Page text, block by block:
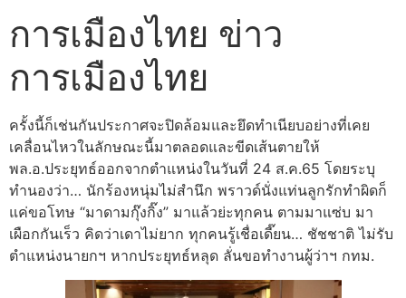
การเมืองไทย ข่าว
การเมืองไทย
ครั้งนี้ก็เช่นกันประกาศจะปิดล้อมและยึดทำเนียบอย่างที่เคย
เคลื่อนไหวในลักษณะนี้มาตลอดและขีดเส้นตายให้
พล.อ.ประยุทธ์ออกจากตำแหน่งในวันที่ 24 ส.ค.65 โดยระบุ
ทำนองว่า… นักร้องหนุ่มไม่สำนึก พราวด์นั่งแท่นลูกรักทำผิดก็
แค่ขอโทษ “มาดามกุ๊งกิ๊ง” มาแล้วย่ะทุกคน ตามมาแซ่บ มา
เผือกกันเร็ว คิดว่าเดาไม่ยาก ทุกคนรู้เชื่อเดี๊ยน… ชัชชาติ ไม่รับ
ตำแหน่งนายกฯ หากประยุทธ์หลุด ลั่นขอทำงานผู้ว่าฯ กทม.